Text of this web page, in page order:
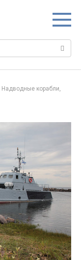
Надводные корабли,